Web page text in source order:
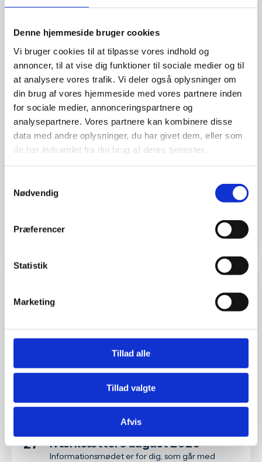
Denne hjemmeside bruger cookies
Vi bruger cookies til at tilpasse vores indhold og
annoncer, til at vise dig funktioner til sociale medier og til
at analysere vores trafik. Vi deler også oplysninger om
din brug af vores hjemmeside med vores partnere inden
for sociale medier, annonceringspartnere og
analysepartnere. Vores partnere kan kombinere disse
data med andre oplysninger, du har givet dem, eller som
de har indsamlet fra din brug af deres tjenester.
Nødvendig
Præferencer
Statistik
Marketing
Tillad alle
Tillad valgte
Afvis
Aug
25
Forbrugeradfærd og dansk
økonomi – hvad betyder det
for os som almindelige
Hvordan ser dansk økonomi egentlig ud lige
27
Informationsmøde for
iværksættere august 2026
Informationsmødet er for dig, som går med